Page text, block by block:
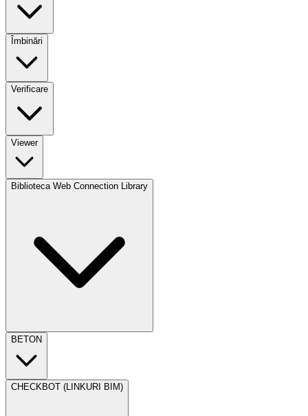
Îmbinări
Verificare
Viewer
Biblioteca Web Connection Library
BETON
CHECKBOT (LINKURI BIM)